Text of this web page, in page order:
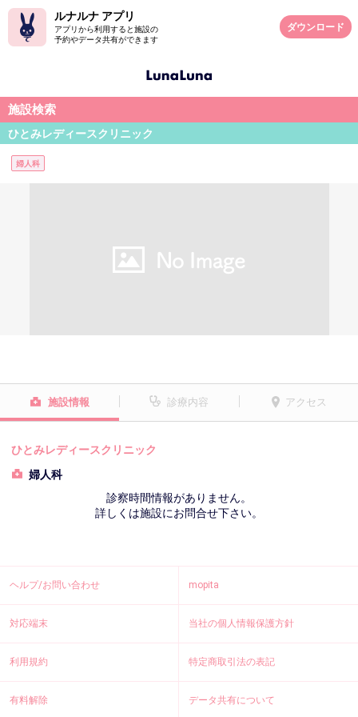
ルナルナ アプリ
アプリから利用すると施設の
予約やデータ共有ができます
ダウンロード
施設検索
ひとみレディースクリニック
婦人科
施設情報 診療内容 アクセス
ひとみレディースクリニック
婦人科
診察時間情報がありません。
詳しくは施設にお問合せ下さい。
ヘルプ/お問い合わせ mopita
対応端末 当社の個人情報保護方針
利用規約 特定商取引法の表記
有料解除 データ共有について